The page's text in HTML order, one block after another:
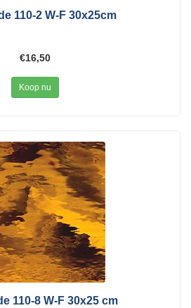
110-2 W-F 30x25cm
€16,50
Koop nu
110-8 W-F 30x25 cm